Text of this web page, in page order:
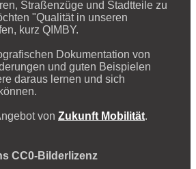
Straßenzüge und Stadtteile zu
"Qualität in unseren
kurz QIMBY.
Dokumentation von
und guten Beispielen
daraus lernen und sich
von Zukunft Mobilität.
CC0-Bilderlizenz